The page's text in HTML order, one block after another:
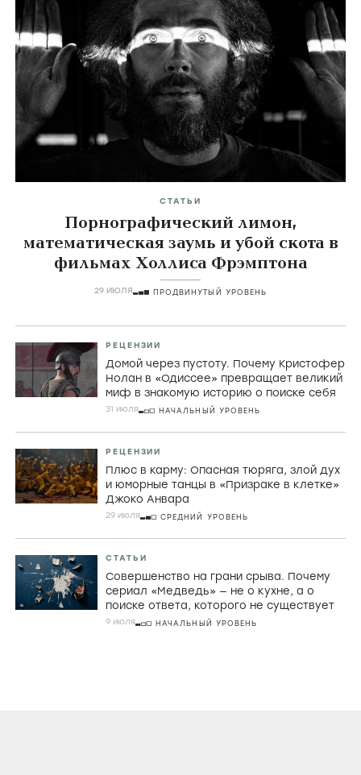
СТАТЬИ
Порнографический лимон,
математическая заумь и убой скота в
фильмах Холлиса Фрэмптона
29 ИЮЛЯ ПРОДВИНУТЫЙ УРОВЕНЬ
РЕЦЕНЗИИ
Домой через пустоту. Почему Кристофер
Нолан в «Одиссее» превращает великий
миф в знакомую историю о поиске себя
31 июля НАЧАЛЬНЫЙ УРОВЕНЬ
РЕЦЕНЗИИ
Плюс в карму: Опасная тюряга, злой дух
и юморные танцы в «Призраке в клетке»
Джоко Анвара
29 июля СРЕДНИЙ УРОВЕНЬ
СТАТЬИ
Совершенство на грани срыва. Почему
сериал «Медведь» — не о кухне, а о
поиске ответа, которого не существует
9 июля НАЧАЛЬНЫЙ УРОВЕНЬ